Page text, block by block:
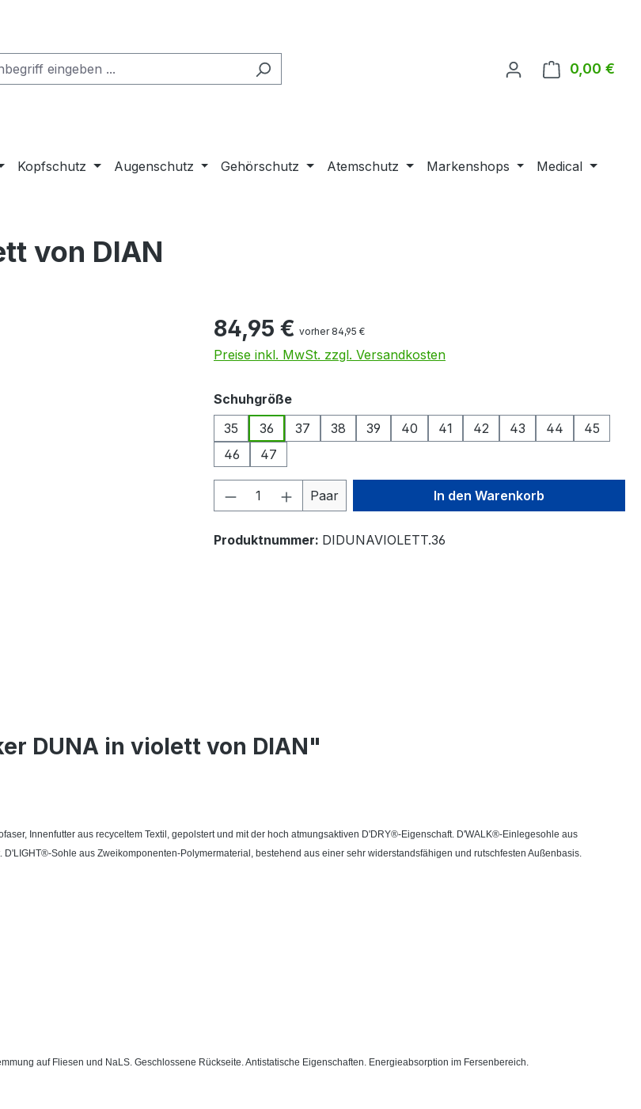
0,00 €
Kopfschutz Augenschutz Gehörschutz Atemschutz Markenshops
Medical
von DIAN
84,95 € vorher 84,95 €
Preise inkl. MwSt. zzgl. Versandkosten
Schuhgrößeauswählen
35
36 37 38 39 40 41 42 43 44
45
46
47
Produkt Anzahl: Gib den gewünschten Wert
Paar In den Warenkorb
Produktnummer: DIDUNAVIOLETT.36
DUNA in violett von DIAN"
Innenfutter aus recyceltem Textil, gepolstert und mit der hoch atmungsaktiven D'DRY®-Eigenschaft. D'WALK®-Einlegesohle aus
Sohle aus Zweikomponenten-Polymermaterial, bestehend aus einer sehr widerstandsfähigen und rutschfesten Außenbasis.
auf Fliesen und NaLS. Geschlossene Rückseite. Antistatische Eigenschaften. Energieabsorption im Fersenbereich.